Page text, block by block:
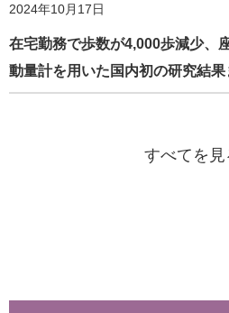
2024年10月17日
在宅勤務で歩数が4,000歩減少、
動量計を用いた国内初の研究結
すべてを見